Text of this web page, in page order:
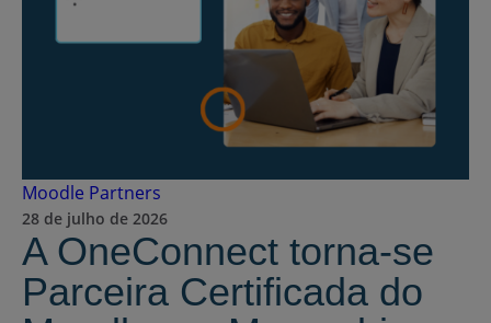
Moodle Partners
28 de julho de 2026
A OneConnect torna-se
Parceira Certificada do